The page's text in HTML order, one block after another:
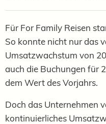
Für For Family Reisen
So konnte nicht nur das
Umsatzwachstum von
auch die Buchungen für
dem Wert des Vorjahrs.
Doch das Unternehmen
kontinuierliches